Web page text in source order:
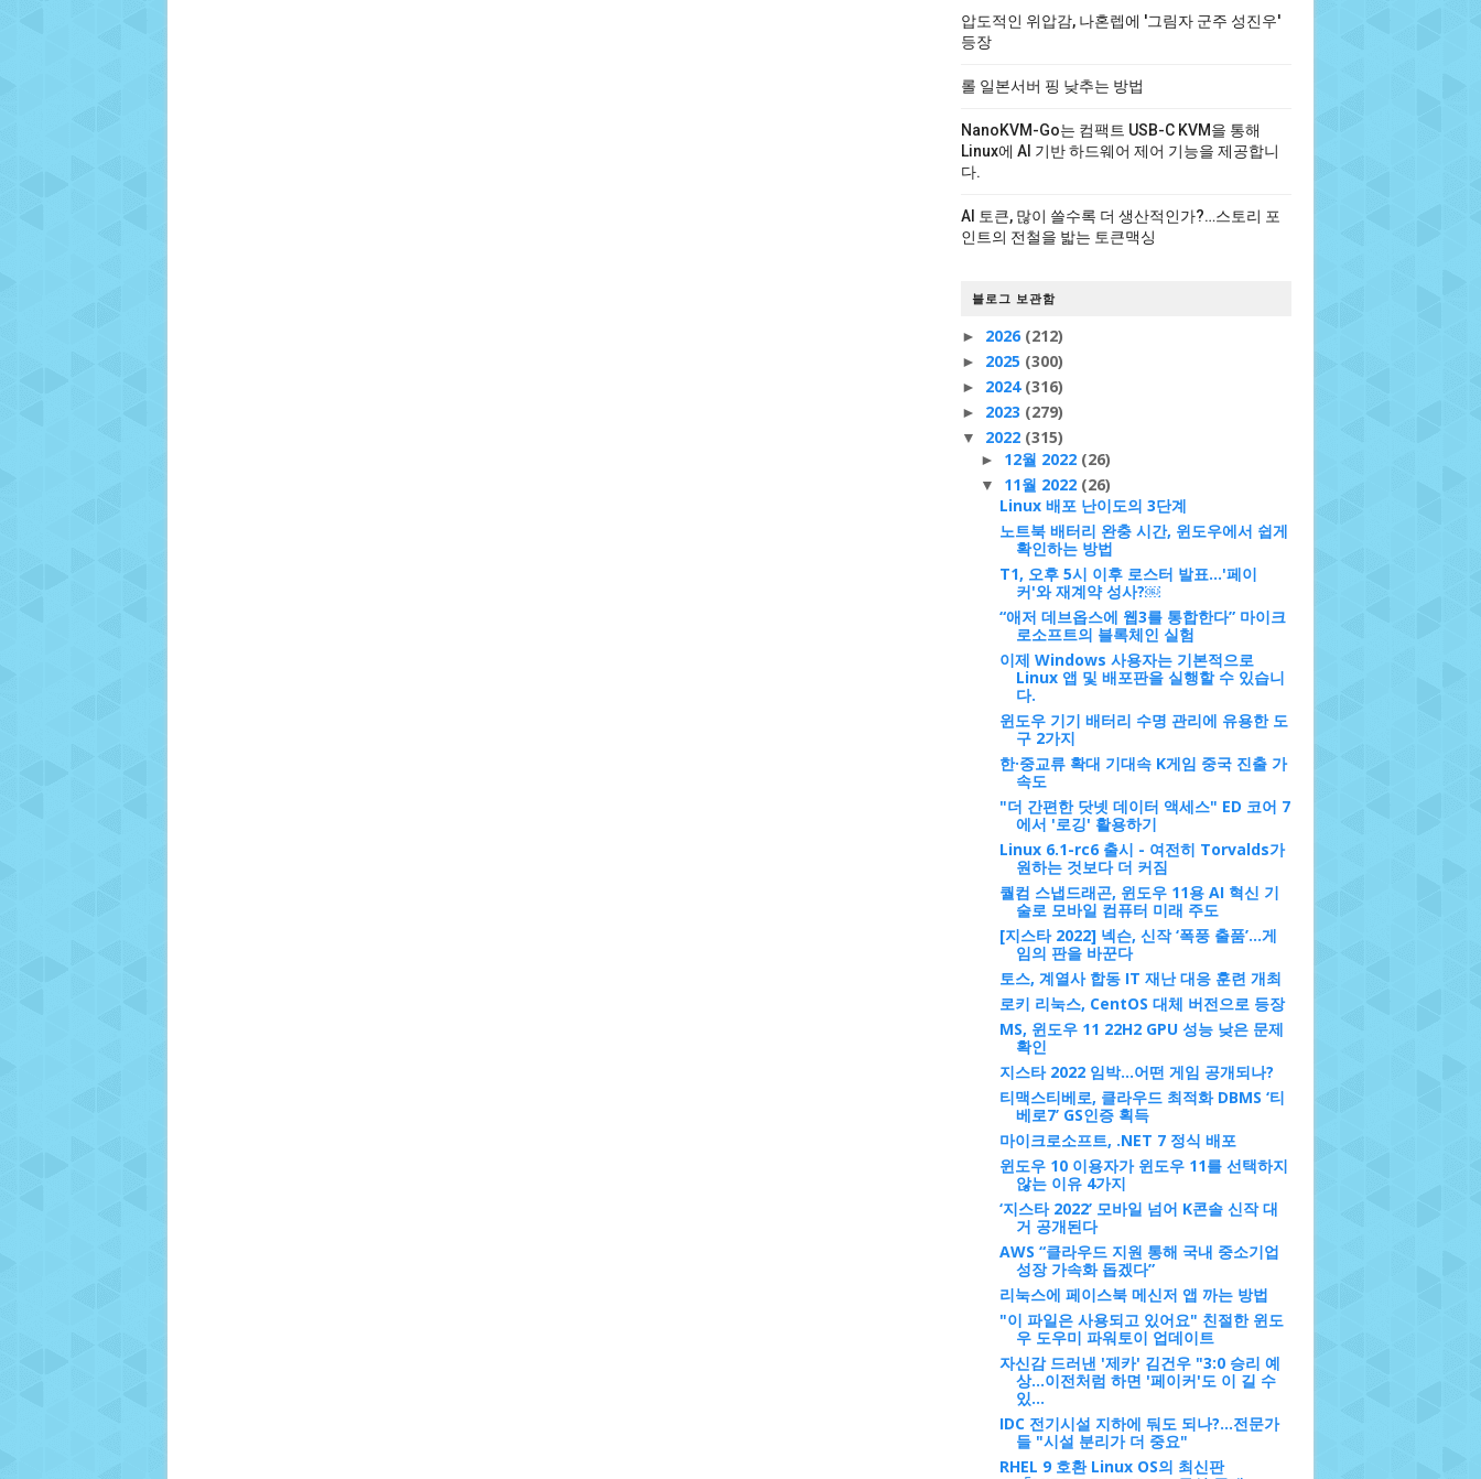
압도적인 위압감, 나혼렙에 '그림자 군주 성진우'
등장
롤 일본서버 핑 낮추는 방법
NanoKVM-Go는 컴팩트 USB-C KVM을 통해
Linux에 AI 기반 하드웨어 제어 기능을 제공합니
다.
AI 토큰, 많이 쓸수록 더 생산적인가?…스토리 포
인트의 전철을 밟는 토큰맥싱
블로그 보관함
► 2026 (212)
► 2025 (300)
► 2024 (316)
► 2023 (279)
▼ 2022 (315)
► 12월 2022 (26)
▼ 11월 2022 (26)
Linux 배포 난이도의 3단계
노트북 배터리 완충 시간, 윈도우에서 쉽게
확인하는 방법
T1, 오후 5시 이후 로스터 발표…'페이
커'와 재계약 성사?￼
“애저 데브옵스에 웹3를 통합한다” 마이크
로소프트의 블록체인 실험
이제 Windows 사용자는 기본적으로
Linux 앱 및 배포판을 실행할 수 있습니
다.
윈도우 기기 배터리 수명 관리에 유용한 도
구 2가지
한·중교류 확대 기대속 K게임 중국 진출 가
속도
"더 간편한 닷넷 데이터 액세스" ED 코어 7
에서 '로깅' 활용하기
Linux 6.1-rc6 출시 - 여전히 Torvalds가
원하는 것보다 더 커짐
퀄컴 스냅드래곤, 윈도우 11용 AI 혁신 기
술로 모바일 컴퓨터 미래 주도
[지스타 2022] 넥슨, 신작 ‘폭풍 출품’…게
임의 판을 바꾼다
토스, 계열사 합동 IT 재난 대응 훈련 개최
로키 리눅스, CentOS 대체 버전으로 등장
MS, 윈도우 11 22H2 GPU 성능 낮은 문제
확인
지스타 2022 임박…어떤 게임 공개되나?
티맥스티베로, 클라우드 최적화 DBMS ‘티
베로7’ GS인증 획득
마이크로소프트, .NET 7 정식 배포
윈도우 10 이용자가 윈도우 11를 선택하지
않는 이유 4가지
‘지스타 2022’ 모바일 넘어 K콘솔 신작 대
거 공개된다
AWS “클라우드 지원 통해 국내 중소기업
성장 가속화 돕겠다”
리눅스에 페이스북 메신저 앱 까는 방법
"이 파일은 사용되고 있어요" 친절한 윈도
우 도우미 파워토이 업데이트
자신감 드러낸 '제카' 김건우 "3:0 승리 예
상…이전처럼 하면 '페이커'도 이 길 수
있...
IDC 전기시설 지하에 둬도 되나?…전문가
들 "시설 분리가 더 중요"
RHEL 9 호환 Linux OS의 최신판